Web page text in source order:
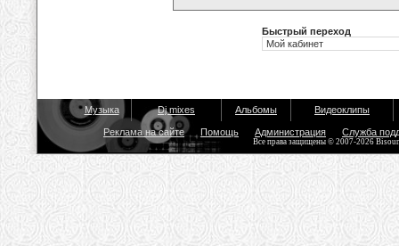
Быстрый переход
Музыка Dj mixes Альбомы Видеоклипы
Реклама на сайте Помощь Администрация Служба
Все права защищены © 2007-2026